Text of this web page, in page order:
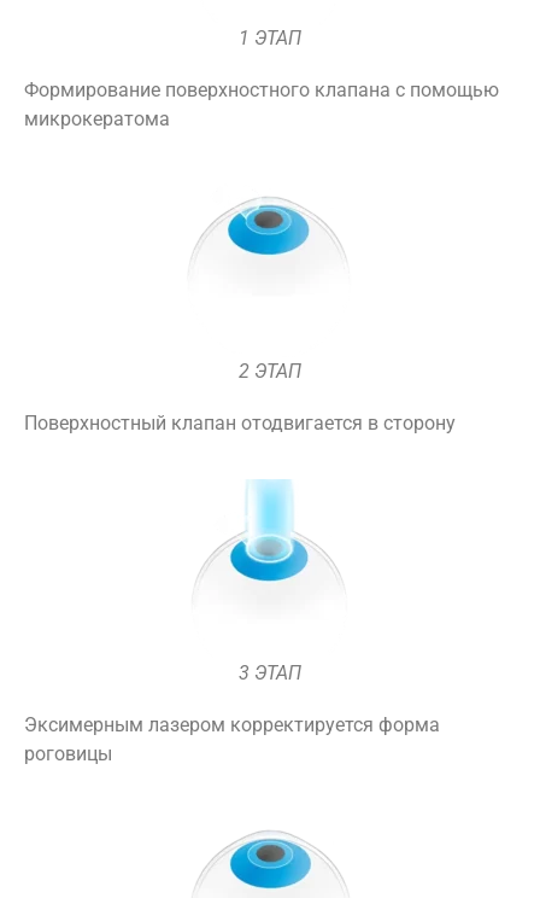
1 ЭТАП
Формирование поверхностного клапана с помощью
микрокератома
2 ЭТАП
Поверхностный клапан отодвигается в сторону
3 ЭТАП
Эксимерным лазером корректируется форма
роговицы